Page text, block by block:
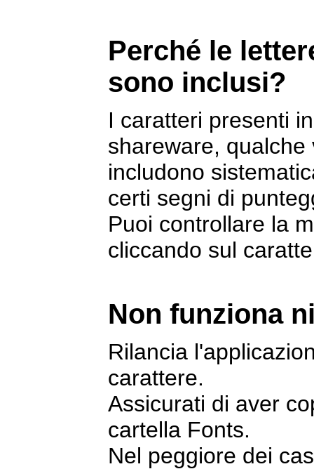
Perché le
sono inclusi?
I caratteri presenti
shareware,
includono
certi segni di
Puoi controllare la
cliccando sul
Non funziona
Rilancia
carattere.
Assicurati di aver
cartella Fonts.
Nel peggiore dei